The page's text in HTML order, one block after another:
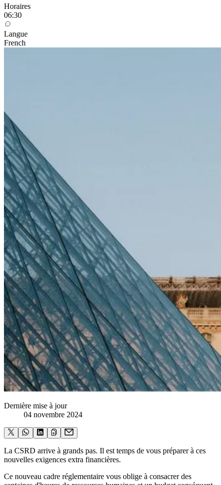
Horaires
06:30
Langue
French
Dernière mise à jour
04 novembre 2024
La CSRD arrive à grands pas. Il est temps de vous préparer à ces
nouvelles exigences extra financières.
Ce nouveau cadre réglementaire vous oblige à consacrer des